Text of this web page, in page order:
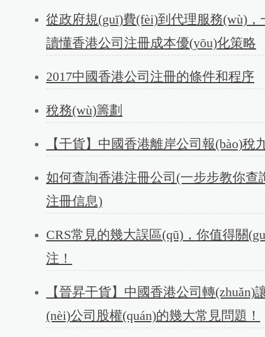
從政府規(guī)費(fèi)到代理服務(wù)，
讀懂香港公司注冊成本優(yōu)化策略
2017中國香港公司注冊的條件和程序
稅務(wù)籌劃
【干貨】中國香港離岸公司報(bào)稅
如何查詢香港注冊公司(一步步教你查
注冊信息)
CRS常見的幾大誤區(qū)，你值得關
注！
【晉昇干貨】中國香港公司轉(zhuǎn)
(nèi)公司股權(quán)的幾大常見問題！